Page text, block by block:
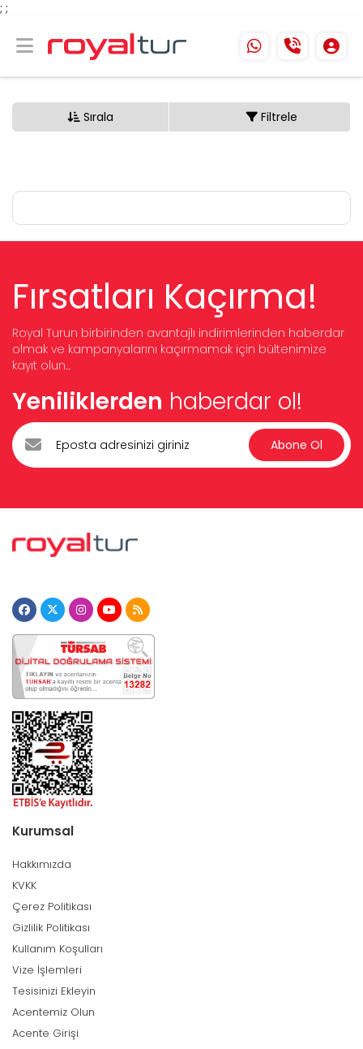
; ;
Sırala Filtrele
Fırsatları Kaçırma!
Royal Turun birbirinden avantajlı indirimlerinden haberdar
olmak ve kampanyalarını kaçırmamak için bültenimize
kayıt olun...
Yeniliklerden haberdar ol!
Abone Ol
Kurumsal
Hakkımızda
KVKK
Çerez Politikası
Gizlilik Politikası
Kullanım Koşulları
Vize İşlemleri
Tesisinizi Ekleyin
Acentemiz Olun
Acente Girişi